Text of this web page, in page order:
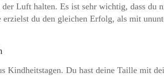
Luft halten. Es ist sehr wichtig, dass
du den gleichen Erfolg, als mit
Kindheitstagen. Du hast deine Taille mit